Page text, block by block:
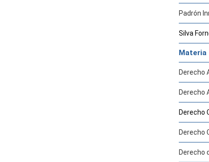
Padrón
Silva
Materia
Derecho
Derecho
Derecho
Derecho
Derecho